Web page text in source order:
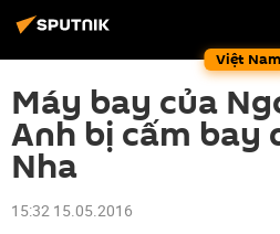
Việt Nam
Máy bay của
Anh bị cấm bay
Nha
15:32 15.05.2016